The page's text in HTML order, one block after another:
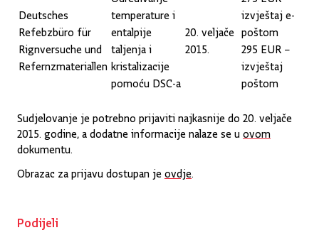
Deutsches
Refebzbüro für
Rignversuche und
Refernzmateriallen
temperature i
entalpije
taljenja i
kristalizacije
pomoću DSC-a
20. veljače
2015.
izvještaj e-
poštom
295 EUR –
izvještaj
poštom
Sudjelovanje je potrebno prijaviti najkasnije do 20. veljače
2015. godine, a dodatne informacije nalaze se u ovom
dokumentu.
Obrazac za prijavu dostupan je ovdje
Podijeli